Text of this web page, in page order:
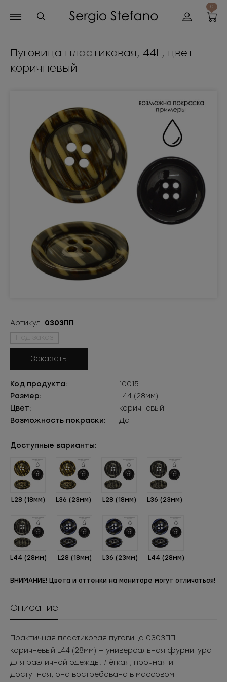
0
Пуговица пластиковая, 44L, цвет
коричневый
Артикул: 0303ПП
Под заказ
Заказать
Код продукта:
10015
Размер:
L44 (28мм)
Цвет:
коричневый
Возможность покраски:
Да
Доступные варианты:
L28 (18мм) L36 (23мм) L28 (18мм) L36 (23мм)
L44 (28мм) L28 (18мм) L36 (23мм) L44 (28мм)
ВНИМАНИЕ! Цвета и оттенки на мониторе могут отличаться!
Описание
Практичная пластиковая пуговица 0303ПП
коричневый L44 (28мм) — универсальная фурнитура
для различной одежды. Лёгкая, прочная и
доступная, она востребована в массовом